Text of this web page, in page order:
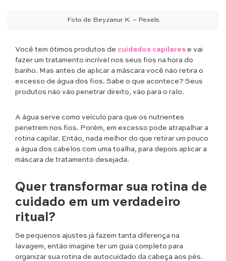
Foto de Beyzanur K. – Pexels
Você tem ótimos produtos de cuidados capilares e vai
fazer um tratamento incrível nos seus fios na hora do
banho. Mas antes de aplicar a máscara você não retira o
excesso de água dos fios. Sabe o que acontece? Seus
produtos não vão penetrar direito, vão para o ralo.
A água serve como veículo para que os nutrientes
penetrem nos fios. Porém, em excesso pode atrapalhar a
rotina capilar. Então, nada melhor do que retirar um pouco
a água dos cabelos com uma toalha, para depois aplicar a
máscara de tratamento desejada.
Quer transformar sua rotina de
cuidado em um verdadeiro
ritual?
Se pequenos ajustes já fazem tanta diferença na
lavagem, então imagine ter um guia completo para
organizar sua rotina de autocuidado da cabeça aos pés.